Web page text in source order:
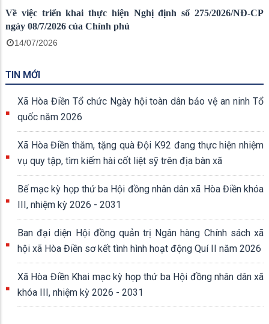
Về việc triển khai thực hiện Nghị định số 275/2026/NĐ-CP
ngày 08/7/2026 của Chính phủ
14/07/2026
TIN MỚI
Xã Hòa Điền Tổ chức Ngày hội toàn dân bảo vệ an ninh Tổ
quốc năm 2026
Xã Hòa Điền thăm, tặng quà Đội K92 đang thực hiện nhiệm
vụ quy tập, tìm kiếm hài cốt liệt sỹ trên địa bàn xã
Bế mạc kỳ họp thứ ba Hội đồng nhân dân xã Hòa Điền khóa
III, nhiệm kỳ 2026 - 2031
Ban đại diện Hội đồng quản trị Ngân hàng Chính sách xã
hội xã Hòa Điền sơ kết tình hình hoạt động Quí II năm 2026
Xã Hòa Điền Khai mạc kỳ họp thứ ba Hội đồng nhân dân xã
khóa III, nhiệm kỳ 2026 - 2031